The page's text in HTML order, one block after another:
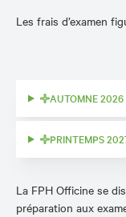
Les frais d’examen
AUTOMNE 2026
PRINTEMPS
La FPH Officine se
préparation aux